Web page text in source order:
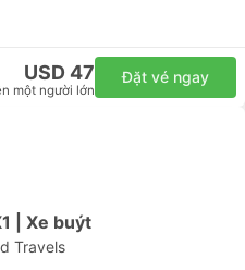
USD 47
một người lớn
Đặt vé ngay
| Xe buýt
Travels